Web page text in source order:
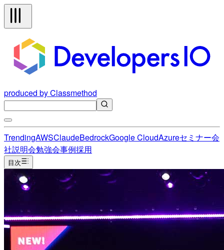
produced by Classmethod
TrendingAWSClaudeBedrockGoogle CloudAzureセミナー会
社説明会勉強会事例採用
目次